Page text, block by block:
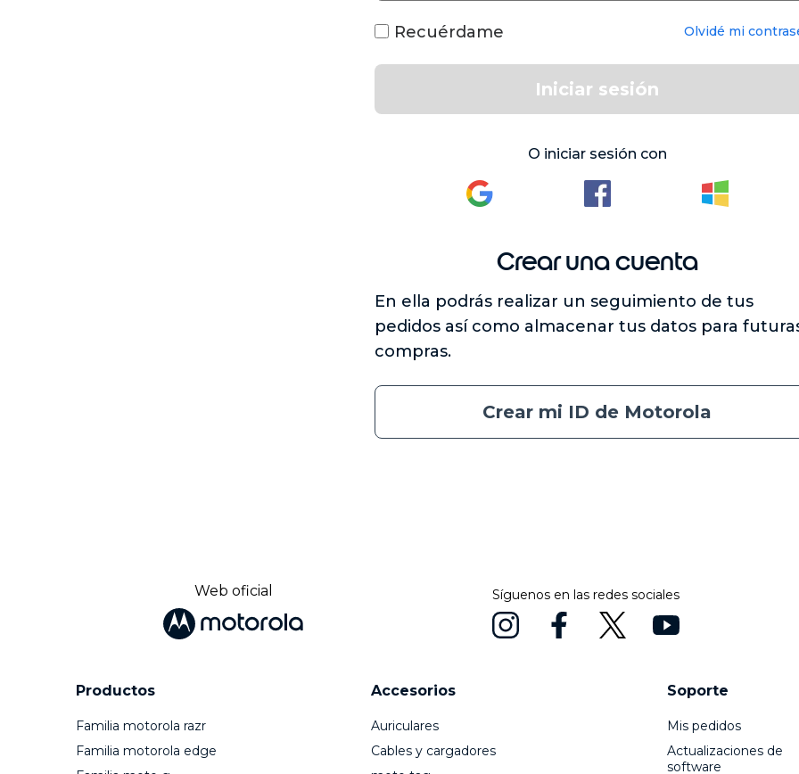
Recuérdame Olvidé mi
Iniciar sesión
O iniciar sesión con
Crear una cuenta
En ella podrás realizar un seguimiento de tus
pedidos así como almacenar tus datos para
compras.
Crear mi ID de Motorola
Web oficial Síguenos en las redes sociales
Productos
Familia motorola razr
Familia motorola edge
Accesorios
Auriculares
Cables y cargadores
Soporte
Mis pedidos
Actualizaciones de
software